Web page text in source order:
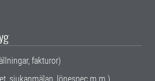
fakturor)
sjukanmälan, lönespec m.m.)